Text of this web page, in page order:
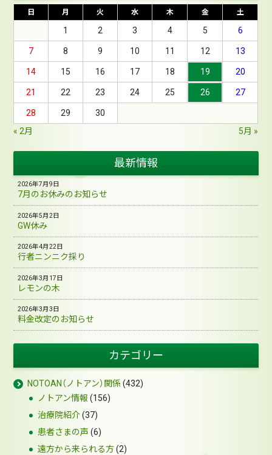
日 月 火 水 木 金 土
1 2 3 4 5 6
7 8 9 10 11 12 13
14 15 16 17 18 19 20
21 22 23 24 25 26 27
28 29
30
« 2月
5月 »
最新情報
7月のお休みのお知らせ
2026年7月9日
GW休み
2026年5月2日
行者ニンニク採り
2026年4月22日
レモンの木
2026年3月17日
料金改定のお知らせ
2026年3月3日
カテゴリー
NOTOAN（ノトアン）関係(432)
ノトアン情報 (156)
治療院紹介(37)
患者さまの声 (6)
遠方から来られる方(2)